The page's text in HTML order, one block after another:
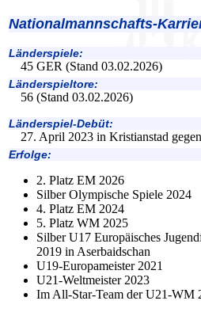
Nationalmannschafts-
Länderspiele:
45 GER (Stand 03.02.2026)
Länderspieltore:
56 (Stand 03.02.2026)
Länderspiel-Debüt:
27. April 2023 in Kristianstad
Erfolge:
2. Platz EM 2026
Silber Olympische Spiele 2024
4. Platz EM 2024
5. Platz WM 2025
Silber U17 Europäisches
2019 in Aserbaidschan
U19-Europameister 2021
U21-Weltmeister 2023
Im All-Star-Team der U21-WM